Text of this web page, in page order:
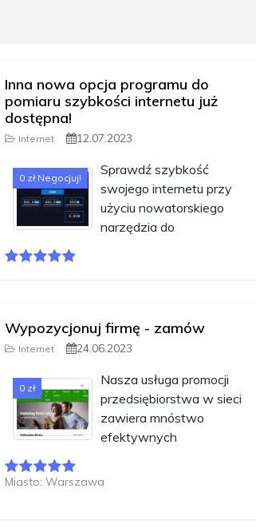
Inna nowa opcja programu do
pomiaru szybkości internetu już
dostępna!
Internet 12.07.2023
0 zł Negocjuj!
Sprawdź szybkość
swojego internetu przy
użyciu nowatorskiego
narzędzia do
Wypozycjonuj firmę - zamów
Internet 24.06.2023
0 zł
Nasza usługa promocji
przedsiębiorstwa w sieci
zawiera mnóstwo
efektywnych
Miasto: Warszawa